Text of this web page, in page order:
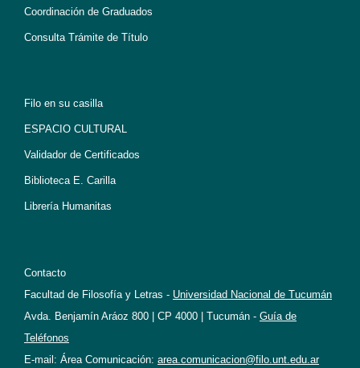
Coordinación de Graduados
Consulta Trámite de Título
Filo en su casilla
ESPACIO CULTURAL
Validador de Certificados
Biblioteca E. Carilla
Librería Humanitas
Contacto
Facultad de Filosofía y Letras - Universidad Nacional de Tucumán
Avda. Benjamín Aráoz 800 | CP 4000 | Tucumán - Guía de
Teléfonos
E-mail: Área Comunicación: area.comunicacion@filo.unt.edu.ar